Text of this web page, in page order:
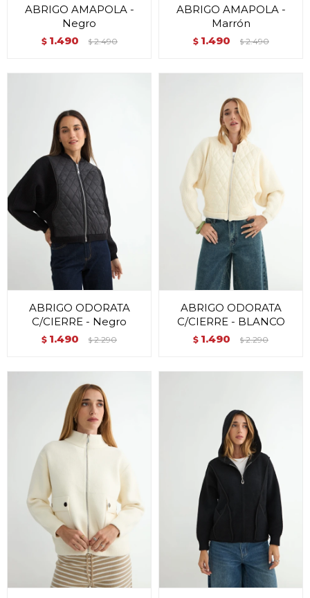
ABRIGO AMAPOLA -
Negro
$ 1.490 $ 2.490
ABRIGO AMAPOLA -
Marrón
$ 1.490 $ 2.490
ABRIGO ODORATA
C/CIERRE - Negro
$ 1.490 $ 2.290
ABRIGO ODORATA
C/CIERRE - BLANCO
$ 1.490 $ 2.290